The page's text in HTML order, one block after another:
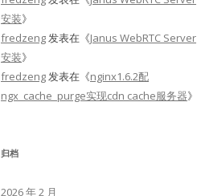
安装》
fredzeng发表在《Janus WebRTC Server
安装》
fredzeng发表在《nginx1.6.2配
ngx_cache_purge实现cdn cache服务器》
归档
2026 年 2 月